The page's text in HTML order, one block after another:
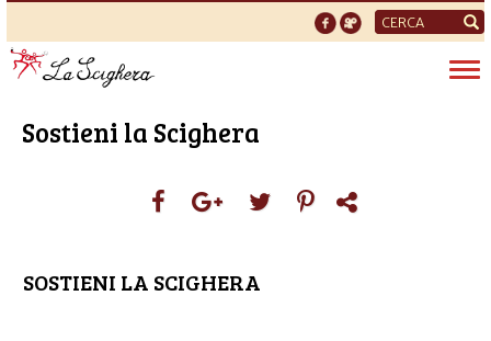
Form
di
ricerca
Sostieni la Scighera
SOSTIENI LA SCIGHERA